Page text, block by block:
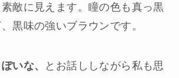
敵に見えます。瞳の色も真っ黒
黒味の強いブラウンです。
いな、
とお話ししながら私も思